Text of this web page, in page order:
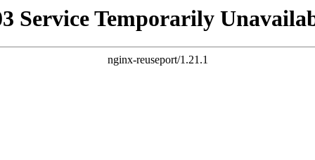
Service Temporarily
nginx-reuseport/1.21.1